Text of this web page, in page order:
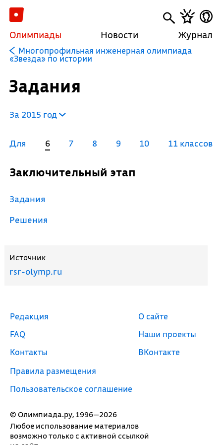
Олимпиады Новости Журнал
Многопрофильная инженерная олимпиада
«Звезда» по истории
Задания
За 2015 год
Для 6 7 8 9 10 11 классов
Заключительный этап
Задания
Решения
Источник
rsr-olymp.ru
© Олимпиада.ру, 1996—2026
Любое использование материалов
возможно только с активной ссылкой
Редакция
FAQ
Контакты
Правила размещения
Пользовательское соглашение
О сайте
Наши проекты
ВКонтакте